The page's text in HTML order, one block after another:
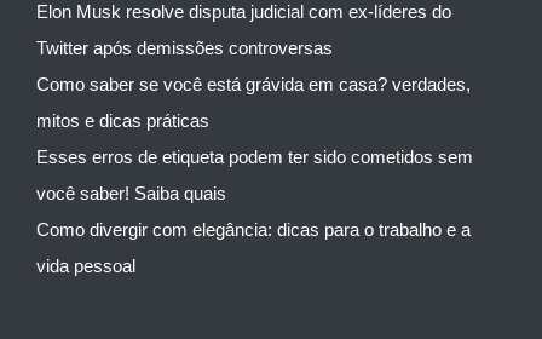
Elon Musk resolve disputa judicial com ex-líderes do
Twitter após demissões controversas
Como saber se você está grávida em casa? verdades,
mitos e dicas práticas
Esses erros de etiqueta podem ter sido cometidos sem
você saber! Saiba quais
Como divergir com elegância: dicas para o trabalho e a
vida pessoal